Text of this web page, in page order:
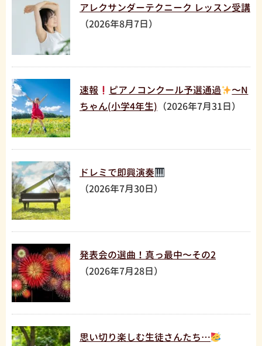
アレクサンダーテクニーク レッスン受講
（2026年8月7日）
速報 ピアノコンクール予選通過
〜N
ちゃん(小学4年生) （2026年7月31日）
ドレミで即興演奏
（2026年7月30日）
発表会の選曲！真っ最中〜その2
（2026年7月28日）
思い切り楽しむ生徒さんたち…